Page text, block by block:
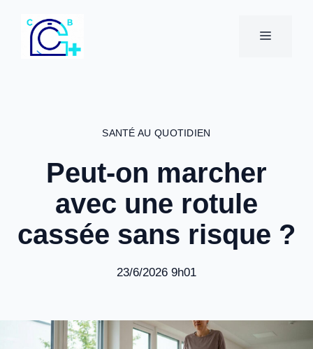
contenu
MENU
SANTÉ AU QUOTIDIEN
Peut-on marcher
avec une rotule
cassée sans risque ?
23/6/2026 9h01